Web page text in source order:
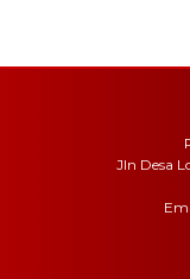
Jln Desa